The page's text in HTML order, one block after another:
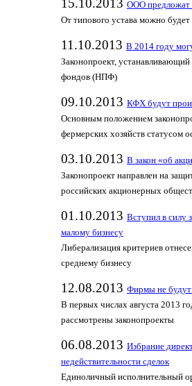
15.10.2013 ООО предложат
От типового устава можно
11.10.2013 В 2014 году
Законопроект,
фондов (НПФ)
09.10.2013 КФХ будут
Основным положением
фермерских хозяйств статусом
03.10.2013 В закон «об
Законопроект направлен на
российских акционерных
01.10.2013 Вступил в силу
малому бизнесу
Либерализация критериев
среднему бизнесу
12.08.2013 Фирмы не будут
В первых числах августа 2013
рассмотрены законопроекты
06.08.2013 Избрание
недействительности сделок
Единоличный исполнительный